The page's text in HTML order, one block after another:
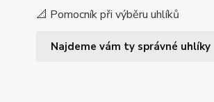
📐 Pomocník při výběru uhlíků
Najdeme vám ty správné uhlíky